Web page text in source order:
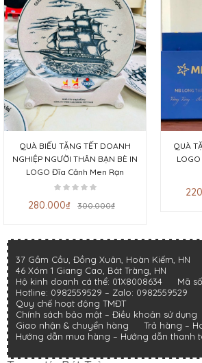
QUÀ BIẾU TẶNG TẾT DOANH
NGHIỆP NGƯỜI THÂN BẠN BÈ IN
LOGO Đĩa Cảnh Men Rạn
300.000₫
280.000₫
QUÀ
37 Gầm Cầu, Đồng Xuân, Hoàn Kiếm, HN
46 Xóm 1 Giang Cao, Bát Tràng, HN
Hộ kinh doanh cá thể: 01X8008634
Mã
Hotline: 0982559529 – Zalo: 0982559529
Quy chế hoạt động TMĐT
Chính sách bảo mật – Điều khoản sử dụng
Giao nhận & chuyển hàng
Trả hàng –
Hướng dẫn mua hàng – Hướng dẫn thanh